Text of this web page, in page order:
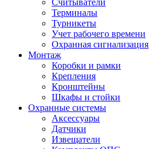
Считыватели
Терминалы
Турникеты
Учет рабочего времени
Охранная сигнализация
Монтаж
Коробки и рамки
Крепления
Кронштейны
Шкафы и стойки
Охранные системы
Аксессуары
Датчики
Извещатели